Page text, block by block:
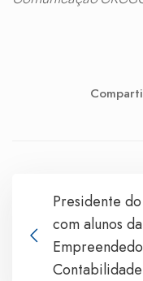
Presidente
com alunos
Contabilidade